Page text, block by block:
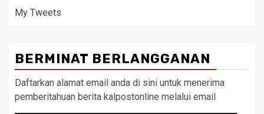
My Tweets
BERMINAT BERLANGGANAN
Daftarkan alamat email anda di sini untuk menerima
pemberitahuan berita kalpostonline melalui email